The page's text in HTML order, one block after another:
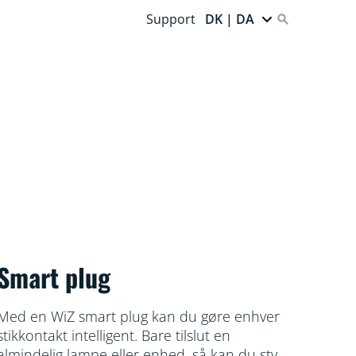
Support DK | DA
plug
en WiZ smart plug kan du gøre enhver
intelligent. Bare tilslut en